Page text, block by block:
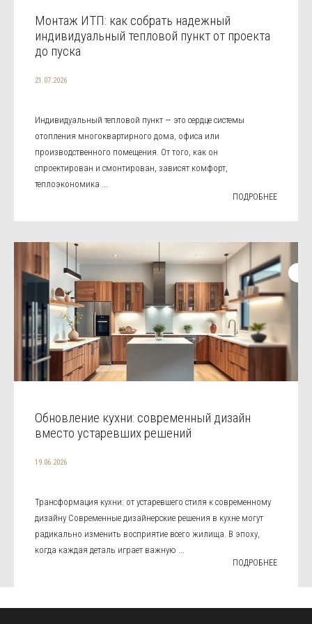
Монтаж ИТП: как собрать надежный
индивидуальный тепловой пункт от проекта
до пуска
21.07.2026
Индивидуальный тепловой пункт — это сердце системы
отопления многоквартирного дома, офиса или
производственного помещения. От того, как он
спроектирован и смонтирован, зависят комфорт,
теплоэкономика ...
ПОДРОБНЕЕ
Обновление кухни: современный дизайн
вместо устаревших решений
19.06.2026
Трансформация кухни: от устаревшего стиля к современному
дизайну Современные дизайнерские решения в кухне могут
радикально изменить восприятие всего жилища. В эпоху,
когда каждая деталь играет важную ...
ПОДРОБНЕЕ